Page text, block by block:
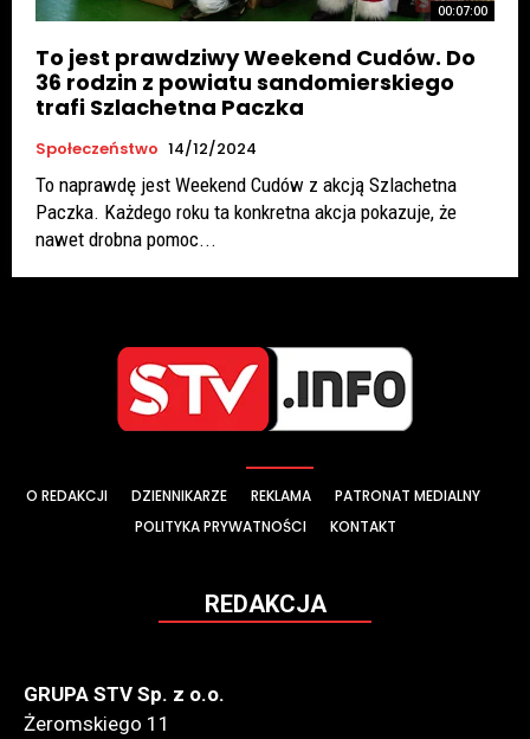
00:07:00
To jest prawdziwy Weekend Cudów. Do
36 rodzin z powiatu sandomierskiego
trafi Szlachetna Paczka
Społeczeństwo 14/12/2024
To naprawdę jest Weekend Cudów z akcją Szlachetna
Paczka. Każdego roku ta konkretna akcja pokazuje, że
nawet drobna pomoc...
O REDAKCJI DZIENNIKARZE REKLAMA
PATRONAT MEDIALNY
POLITYKA PRYWATNOŚCI
KONTAKT
REDAKCJA
GRUPA STV Sp. z o.o.
Żeromskiego 11